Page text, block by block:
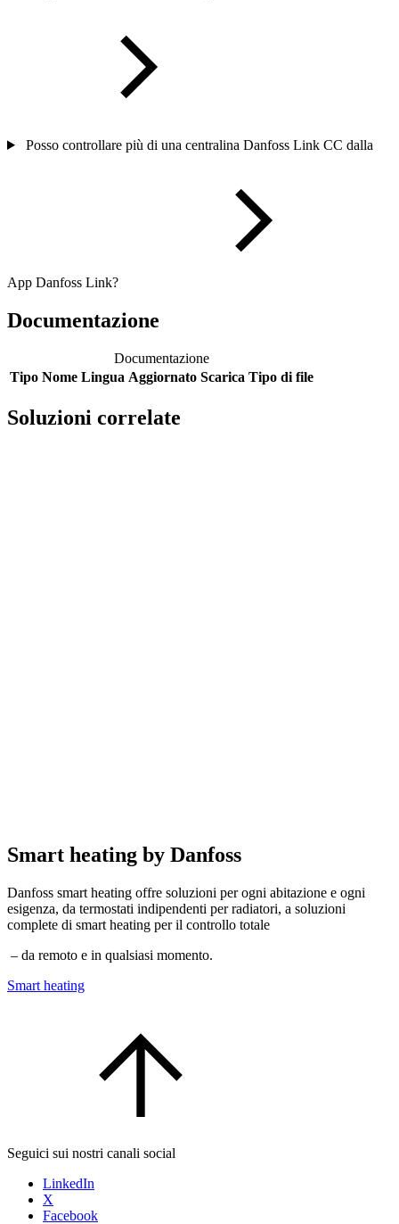
Posso controllare più di una centralina Danfoss Link CC dalla
App Danfoss Link?
Documentazione
Documentazione
Tipo Nome Lingua Aggiornato Scarica Tipo di file
Soluzioni correlate
Smart heating by Danfoss
Danfoss smart heating offre soluzioni per ogni abitazione e ogni
esigenza, da termostati indipendenti per radiatori, a soluzioni
complete di smart heating per il controllo totale
– da remoto e in qualsiasi momento.
Smart heating
Seguici sui nostri canali social
LinkedIn
X
Facebook